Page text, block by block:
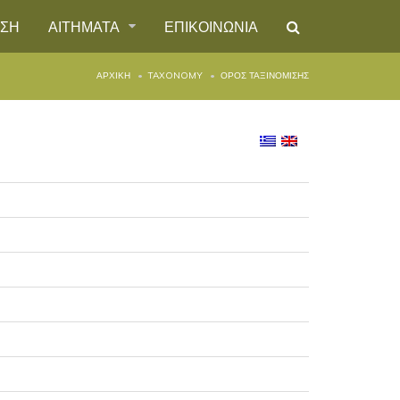
ΑΙΤΗΜΑΤΑ ΕΠΙΚΟΙΝΩΝΙΑ
ΑΡΧΙΚΉ TAXONOMY ΌΡΟΣ ΤΑΞΙΝΌΜΙΣΗΣ